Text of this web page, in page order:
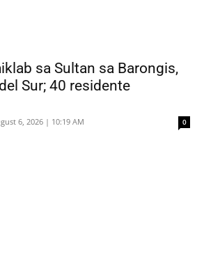
sa Sultan sa Barongis,
Sur; 40 residente
6, 2026 | 10:19 AM 0